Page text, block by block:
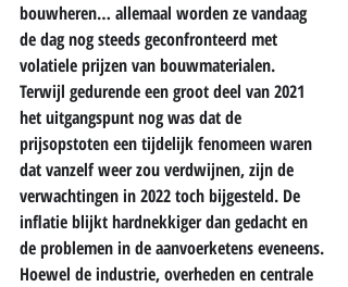
bouwheren… allemaal worden ze vandaag
de dag nog steeds geconfronteerd met
volatiele prijzen van bouwmaterialen.
Terwijl gedurende een groot deel van 2021
het uitgangspunt nog was dat de
prijsopstoten een tijdelijk fenomeen waren
dat vanzelf weer zou verdwijnen, zijn de
verwachtingen in 2022 toch bijgesteld. De
inflatie blijkt hardnekkiger dan gedacht en
de problemen in de aanvoerketens eveneens.
Hoewel de industrie, overheden en centrale